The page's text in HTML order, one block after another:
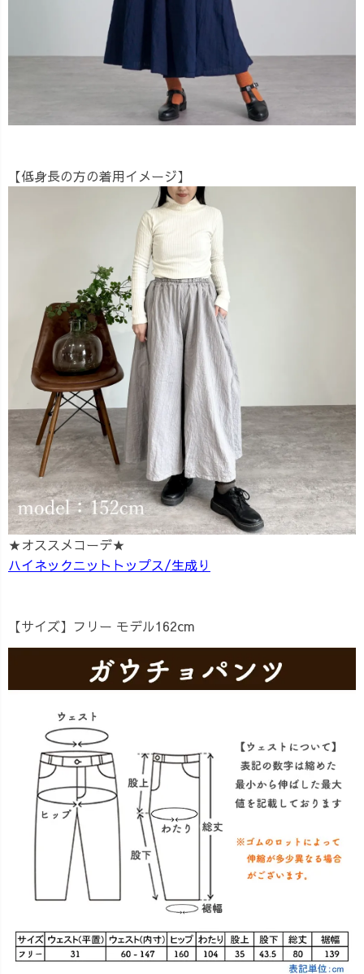
【低身長の方の着用イメージ】
★オススメコーデ★
ハイネックニットトップス/生成り
【サイズ】 フリー モデル162cm